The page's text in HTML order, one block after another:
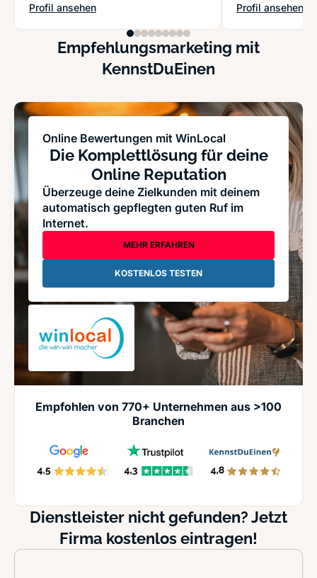
Profil ansehen
: Gebrüder Hamm GmbH & Co. KG Hamm Holzfachzentrum
Profil ansehen
: Beinbrech
Empfehlungsmarketing mit
KennstDuEinen
Online Bewertungen mit WinLocal
Die Komplettlösung für deine
Online Reputation
Überzeuge deine Zielkunden mit deinem
automatisch gepflegten guten Ruf im
Internet.
MEHR ERFAHREN
KOSTENLOS TESTEN
Empfohlen von 770+ Unternehmen aus >100
Branchen
Dienstleister nicht gefunden? Jetzt
Firma kostenlos eintragen!